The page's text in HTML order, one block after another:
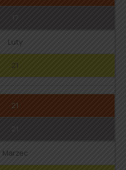
17
Luty
21
21
21
Marzec